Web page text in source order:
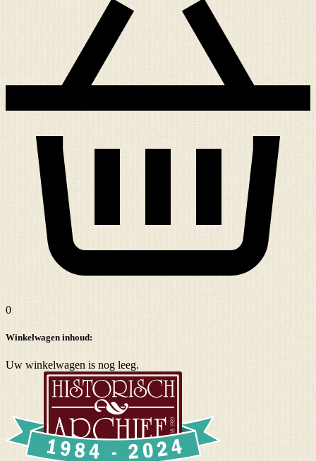
0
Winkelwagen inhoud:
Uw winkelwagen is nog leeg.